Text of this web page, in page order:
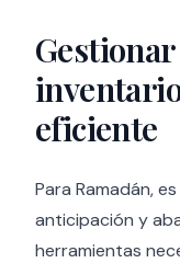
eficiente
Para Ramadán,
anticipación y
herramientas